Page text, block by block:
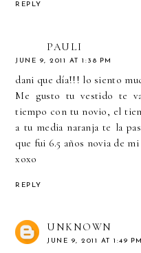
REPLY
PAULI
JUNE 9, 2011 AT 1:38 PM
dani que día!!! lo siento
Me gusto tu vestido te
tiempo con tu novio, el
a tu media naranja te la
que fui 6.5 años novia de
xoxo
REPLY
UNKNOWN
JUNE 9, 2011 AT 1:49 PM